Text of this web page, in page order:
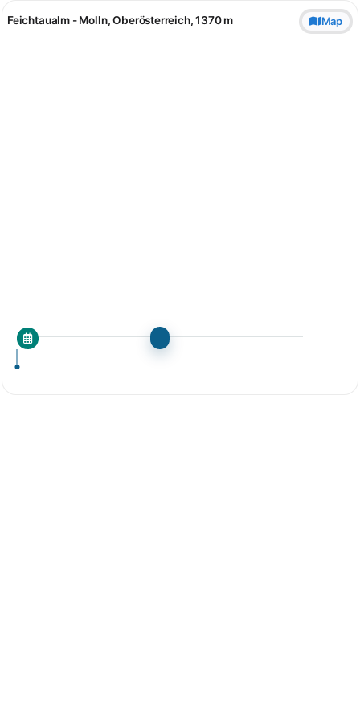
Feichtaualm - Molln, Oberösterreich, 1370 m Map